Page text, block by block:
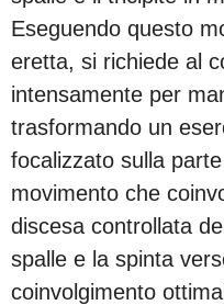
Eseguendo questo
eretta, si richiede al
intensamente per
trasformando un
focalizzato sulla
movimento che
discesa controllata
spalle e la spinta
coinvolgimento